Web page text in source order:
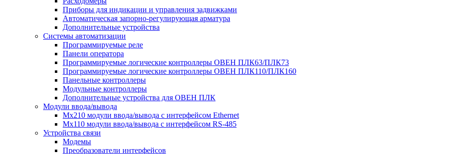
Приборы для индикации и управления задвижками
Автоматическая запорно-регулирующая арматура
Дополнительные устройства
Системы автоматизации
Программируемые реле
Панели оператора
Программируемые логические контроллеры ОВЕН ПЛК63/ПЛК73
Программируемые логические контроллеры ОВЕН ПЛК110/ПЛК160
Панельные контроллеры
Модульные контроллеры
Дополнительные устройства для ОВЕН ПЛК
Модули ввода/вывода
Мх210 модули ввода/вывода с интерфейсом Ethernet
Мх110 модули ввода/вывода с интерфейсом RS-485
Устройства связи
Модемы
Преобразователи интерфейсов